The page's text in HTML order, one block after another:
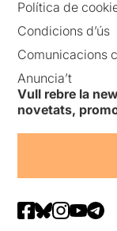
Política de
Condicions d’ús
Comunicacions
Anuncia’t
Vull rebre la
novetats,